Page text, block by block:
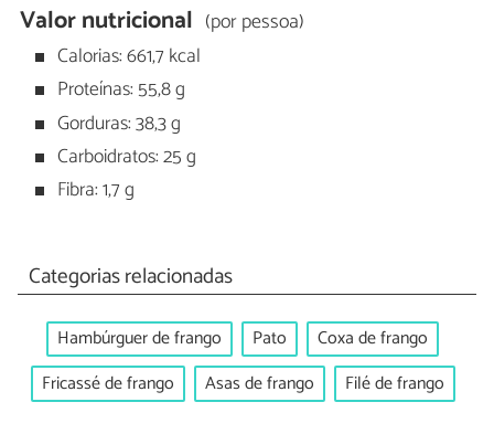
Valor nutricional (por pessoa)
Calorias: 661,7 kcal
Proteínas: 55,8 g
Gorduras: 38,3 g
Carboidratos: 25 g
Fibra: 1,7 g
Categorias relacionadas
Hambúrguer de frango Pato
Coxa de frango
Fricassé de frango
Asas de frango Filé de frango